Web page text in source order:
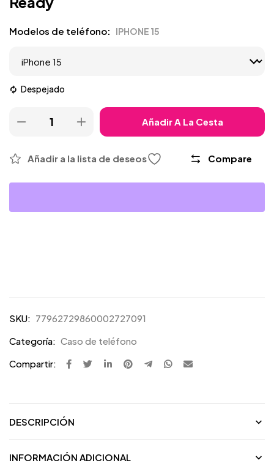
Modelos de teléfono IPHONE 15
Despejado
Añadir A La Cesta
Añadir a la lista de deseos Compare
SKU: 77962729860002727091
Categoría: Caso de teléfono
Compartir:
DESCRIPCIÓN
INFORMACIÓN ADICIONAL